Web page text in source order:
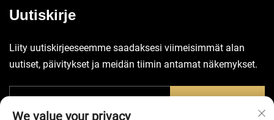
Uutiskirje
Liity uutiskirjeeseemme saadaksesi viimeisimmät alan
uutiset, päivitykset ja meidän tiimin antamat näkemykset.
We value your privacy